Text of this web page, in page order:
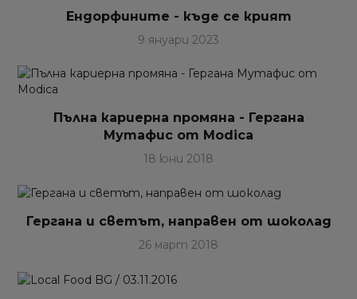
Ендорфините - къде се крият
9 януари 2023
Пълна кариерна промяна - Гергана
Мутафис от Modica
18 юни 2018
Гергана и светът, направен от шоколад
26 март 2018